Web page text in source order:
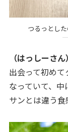
つるっとし
（はっしーさん）
出会って初め
なっていて、
サンとは違う食